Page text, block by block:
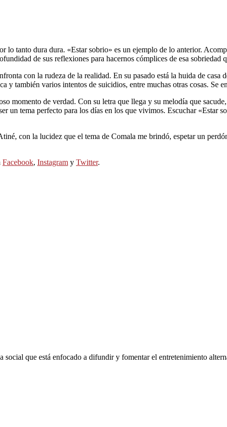
lo tanto dura dura. «Estar sobrio» es un ejemplo de lo anterior.
de sus reflexiones para hacernos cómplices de esa sobriedad
con la rudeza de la realidad. En su pasado está la huida de casa
también varios intentos de suicidios, entre muchas otras cosas. Se
momento de verdad. Con su letra que llega y su melodía que
un tema perfecto para los días en los que vivimos. Escuchar «Estar
con la lucidez que el tema de Comala me brindó, espetar un
Facebook, Instagram y Twitter.
que está enfocado a difundir y fomentar el entretenimiento